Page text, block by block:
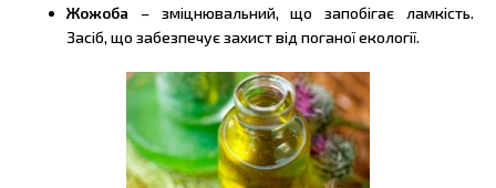
Жожоба – зміцнювальний, що запобігає ламкість.
Засіб, що забезпечує захист від поганої екології.